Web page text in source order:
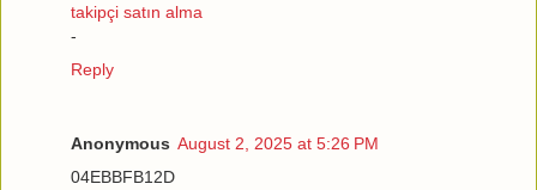
takipçi satın alma
-
Reply
Anonymous August 2, 2025 at 5:26 PM
04EBBFB12D